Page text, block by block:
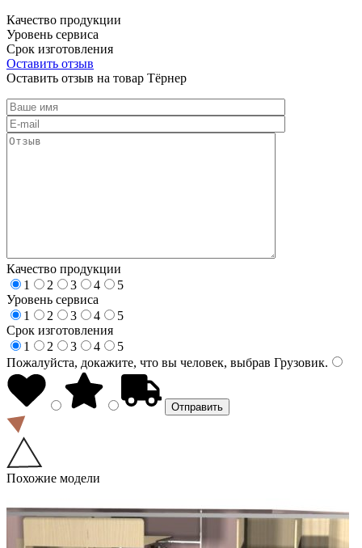
Качество продукции
Уровень сервиса
Срок изготовления
Оставить отзыв
Оставить отзыв на товар Тёрнер
Качество продукции
1
2 3 4
5
Уровень сервиса
1
2 3 4
5
Срок изготовления
1
2 3 4
5
Пожалуйста, докажите, что вы человек, выбрав Грузовик.
Похожие модели